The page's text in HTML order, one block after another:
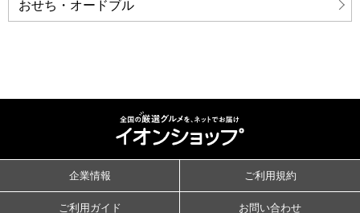
おせち・オードブル
企業情報 ご利用規約
ご利用ガイド お問い合わせ